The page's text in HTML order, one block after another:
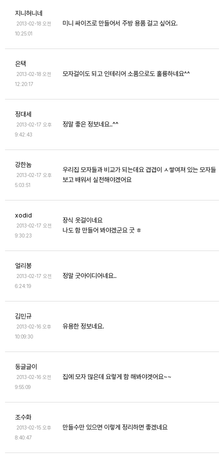
지니혀니네
2013-02-18 오전
10:25:01
미니 싸이즈로 만들어서 주방 용품 걸고 싶어요.
은택
2013-02-18 오전
12:20:17
모자걸이도 되고 인테리어 소품으로도 훌륭하네요^^
정대세
2013-02-17 오후
9:42:43
정말 좋은 정보네요..^^
강한놈
2013-02-17 오후
5:03:51
우리집 모자들과 비교가 되는데요 겹겹이 ㅅ쌓여져 있는 모자들
보고 배워서 실천해야겠어요
xodid
2013-02-17 오전
9:30:23
장식 옷걸이네요
나도 함 만들어 봐야겠군요 굿 ㅎ
얼리봉
2013-02-17 오전
6:24:19
정말 굿아이디어네요..
김민규
2013-02-16 오후
10:09:30
유용한 정보네요.
동글글이
2013-02-16 오전
9:55:09
집에 모자 많은데 요렇게 함 해봐야겟어요~~
조수화
2013-02-15 오후
8:40:47
만들수만 있으면 이렇게 정리하면 좋겠네요